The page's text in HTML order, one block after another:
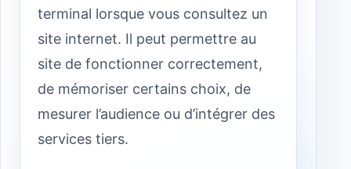
terminal lorsque vous consultez un
site internet. Il peut permettre au
site de fonctionner correctement,
de mémoriser certains choix, de
mesurer l’audience ou d’intégrer des
services tiers.